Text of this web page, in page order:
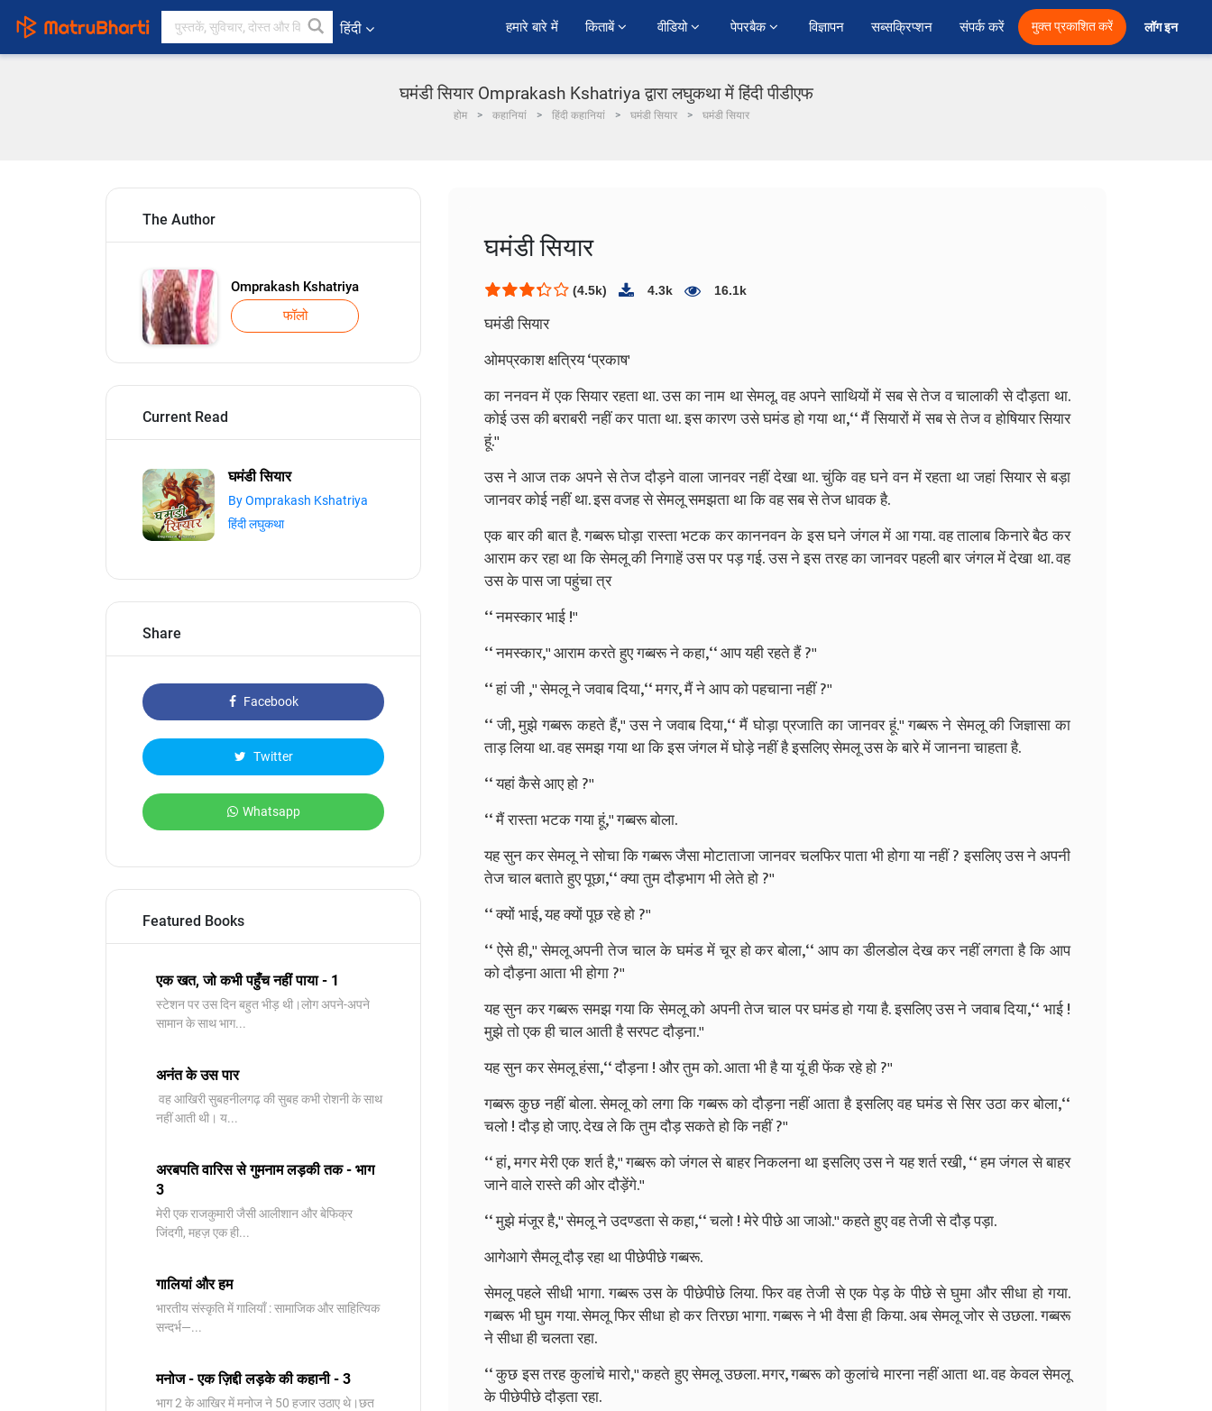
हिंदी हमारे बारे में किताबें वीडियो पेपरबैक विज्ञापन सब्सक्रिप्शन संपर्क करें मुक्त प्रकाशित करें लॉग इन
घमंडी सियार Omprakash Kshatriya द्वारा लघुकथा में हिंदी पीडीएफ
होम कहानियां हिंदी कहानियां घमंडी सियार घमंडी सियार
The Author
Omprakash Kshatriya
फॉलो
Current Read
घमंडी सियार
By Omprakash Kshatriya
हिंदी लघुकथा
Share
Facebook
Twitter
Whatsapp
Featured Books
एक खत, जो कभी पहुँच नहीं पाया - 1
स्टेशन पर उस दिन बहुत भीड़ थी।लोग अपने-अपने
सामान के साथ भाग...
अनंत के उस पार
वह आखिरी सुबहनीलगढ़ की सुबह कभी रोशनी के साथ
नहीं आती थी। य...
अरबपति वारिस से गुमनाम लड़की तक - भाग
3
मेरी एक राजकुमारी जैसी आलीशान और बेफिक्र
जिंदगी, महज़ एक ही...
गालियां और हम
भारतीय संस्कृति में गालियाँ : सामाजिक और साहित्यिक
सन्दर्भ—...
मनोज - एक ज़िद्दी लड़के की कहानी - 3
भाग 2 के आखिर में मनोज ने 50 हजार उठाए थे।छत
घमंडी सियार
(4.5k) 4.3k 16.1k
घमंडी सियार
ओमप्रकाश क्षत्रिय ‘प्रकाष'
का ननवन में एक सियार रहता था. उस का नाम था सेमलू. वह अपने साथियों में सब से तेज व चालाकी से दौड़ता था.
कोई उस की बराबरी नहीं कर पाता था. इस कारण उसे घमंड हो गया था,‘‘ मैं सियारों में सब से तेज व होषियार सियार
हूं.''
उस ने आज तक अपने से तेज दौड़ने वाला जानवर नहीं देखा था. चुंकि वह घने वन में रहता था जहां सियार से बड़ा
जानवर कोई नहीं था. इस वजह से सेमलू समझता था कि वह सब से तेज धावक है.
एक बार की बात है. गब्बरू घोड़ा रास्ता भटक कर काननवन के इस घने जंगल में आ गया. वह तालाब किनारे बैठ कर
आराम कर रहा था कि सेमलू की निगाहें उस पर पड़ गई. उस ने इस तरह का जानवर पहली बार जंगल में देखा था. वह
उस के पास जा पहुंचा त्र
‘‘ नमस्कार भाई !''
‘‘ नमस्कार,'' आराम करते हुए गब्बरू ने कहा,‘‘ आप यही रहते हैं ?''
‘‘ हां जी ,'' सेमलू ने जवाब दिया,‘‘ मगर, मैं ने आप को पहचाना नहीं ?''
‘‘ जी, मुझे गब्बरू कहते हैं,'' उस ने जवाब दिया,‘‘ मैं घोड़ा प्रजाति का जानवर हूं.'' गब्बरू ने सेमलू की जिज्ञासा का
ताड़ लिया था. वह समझ गया था कि इस जंगल में घोड़े नहीं है इसलिए सेमलू उस के बारे में जानना चाहता है.
‘‘ यहां कैसे आए हो ?''
‘‘ मैं रास्ता भटक गया हूं,'' गब्बरू बोला.
यह सुन कर सेमलू ने सोचा कि गब्बरू जैसा मोटाताजा जानवर चलफिर पाता भी होगा या नहीं ? इसलिए उस ने अपनी
तेज चाल बताते हुए पूछा,‘‘ क्या तुम दौड़भाग भी लेते हो ?''
‘‘ क्यों भाई, यह क्यों पूछ रहे हो ?''
‘‘ ऐसे ही,'' सेमलू अपनी तेज चाल के घमंड में चूर हो कर बोला,‘‘ आप का डीलडोल देख कर नहीं लगता है कि आप
को दौड़ना आता भी होगा ?''
यह सुन कर गब्बरू समझ गया कि सेमलू को अपनी तेज चाल पर घमंड हो गया है. इसलिए उस ने जवाब दिया,‘‘ भाई !
मुझे तो एक ही चाल आती है सरपट दौड़ना.''
यह सुन कर सेमलू हंसा,‘‘ दौड़ना ! और तुम को. आता भी है या यूं ही फेंक रहे हो ?''
गब्बरू कुछ नहीं बोला. सेमलू को लगा कि गब्बरू को दौड़ना नहीं आता है इसलिए वह घमंड से सिर उठा कर बोला,‘‘
चलो ! दौड़ हो जाए. देख ले कि तुम दौड़ सकते हो कि नहीं ?''
‘‘ हां, मगर मेरी एक शर्त है,'' गब्बरू को जंगल से बाहर निकलना था इसलिए उस ने यह शर्त रखी, ‘‘ हम जंगल से बाहर
जाने वाले रास्ते की ओर दौड़ेंगे.''
‘‘ मुझे मंजूर है,'' सेमलू ने उदण्डता से कहा,‘‘ चलो ! मेरे पीछे आ जाओ.'' कहते हुए वह तेजी से दौड़ पड़ा.
आगेआगे सैमलू दौड़ रहा था पीछेपीछे गब्बरू.
सेमलू पहले सीधी भागा. गब्बरू उस के पीछेपीछे लिया. फिर वह तेजी से एक पेड़ के पीछे से घुमा और सीधा हो गया.
गब्बरू भी घुम गया. सेमलू फिर सीधा हो कर तिरछा भागा. गब्बरू ने भी वैसा ही किया. अब सेमलू जोर से उछला. गब्बरू
ने सीधा ही चलता रहा.
‘‘ कुछ इस तरह कुलांचे मारो,'' कहते हुए सेमलू उछला. मगर, गब्बरू को कुलांचे मारना नहीं आता था. वह केवल सेमलू
के पीछेपीछे दौड़ता रहा.